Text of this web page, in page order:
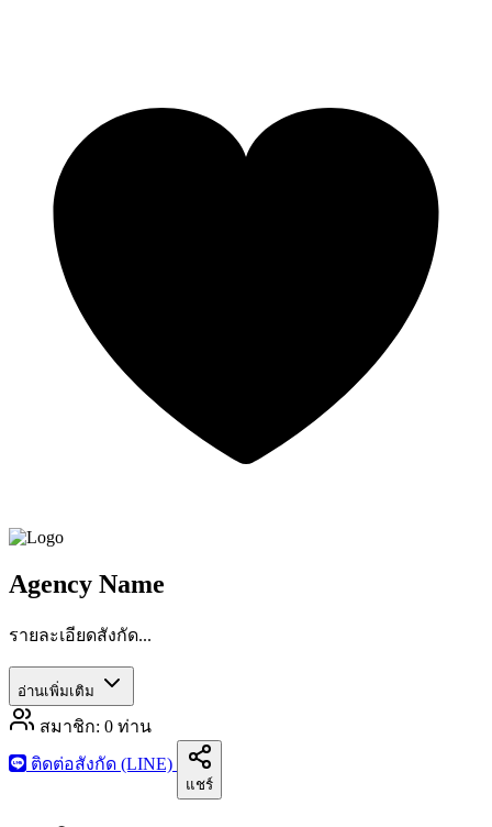
Agency Name
รายละเอียดสังกัด...
อ่านเพิ่มเติม
สมาชิก: 0 ท่าน
ติดต่อสังกัด (LINE)
แชร์